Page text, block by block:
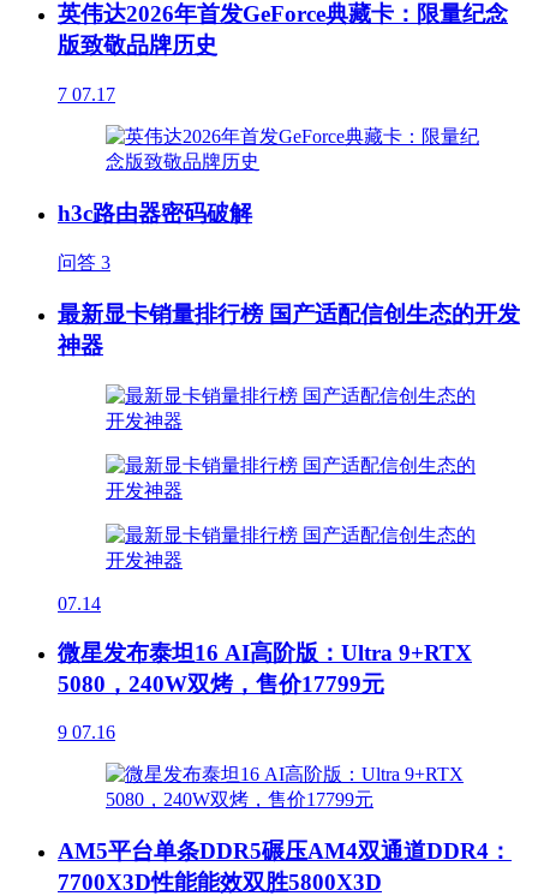
英伟达2026年首发GeForce典藏卡：限量纪念
版致敬品牌历史
7 07.17
h3c路由器密码破解
问答 3
最新显卡销量排行榜 国产适配信创生态的开发
神器
07.14
微星发布泰坦16 AI高阶版：Ultra 9+RTX
5080，240W双烤，售价17799元
9 07.16
AM5平台单条DDR5碾压AM4双通道DDR4：
7700X3D性能能效双胜5800X3D